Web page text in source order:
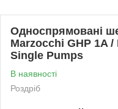
Односпрямовані
Marzocchi GHP 1A
Single Pumps
В наявності
Роздріб